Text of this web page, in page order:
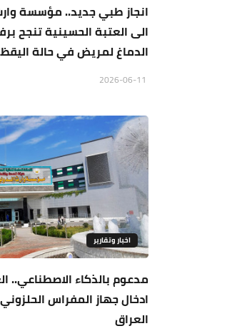
‏انجاز طبي جديد.. مؤسسة
الى العتبة الحسينية تنجح
الدماغ لمريض في حالة
اخبار وتقارير
مدعوم بالذكاء الاصطناعي..
ادخال جهاز المفراس
العراق